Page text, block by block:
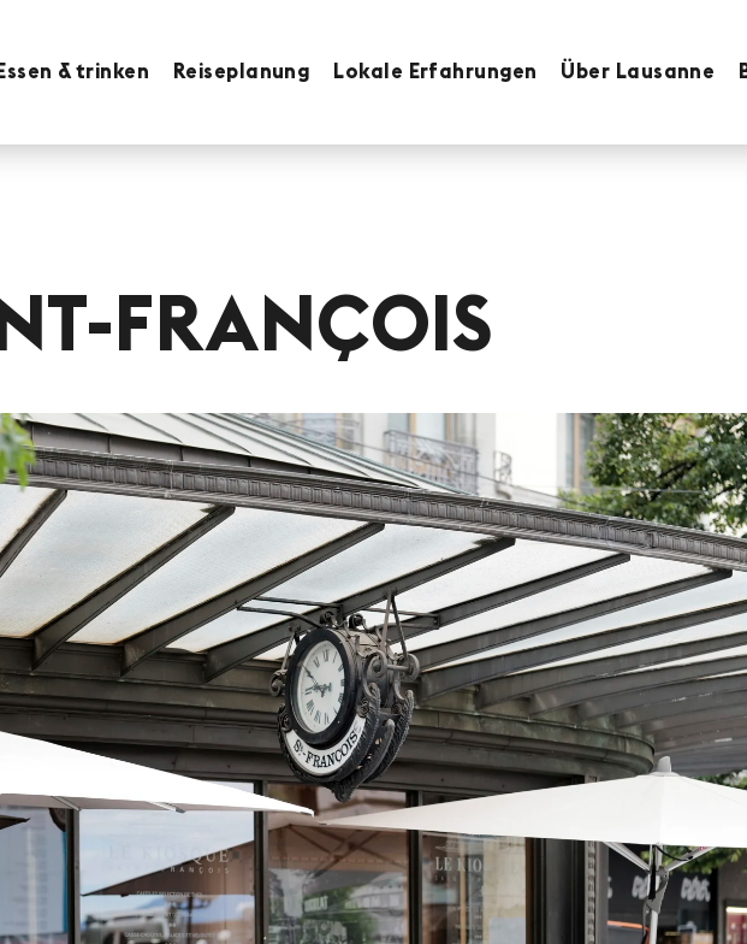
Essen & trinken Reiseplanung Lokale Erfahrungen Über Lausanne
FRANÇOIS